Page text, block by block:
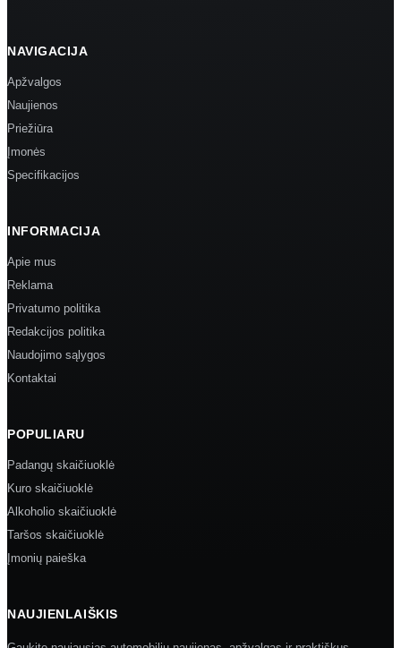
NAVIGACIJA
Apžvalgos
Naujienos
Priežiūra
Įmonės
Specifikacijos
INFORMACIJA
Apie mus
Reklama
Privatumo politika
Redakcijos politika
Naudojimo sąlygos
Kontaktai
POPULIARU
Padangų skaičiuoklė
Kuro skaičiuoklė
Alkoholio skaičiuoklė
Taršos skaičiuoklė
Įmonių paieška
NAUJIENLAIŠKIS